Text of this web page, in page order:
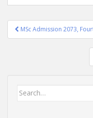
Post
navigation
MSc Admission 2073,
Search